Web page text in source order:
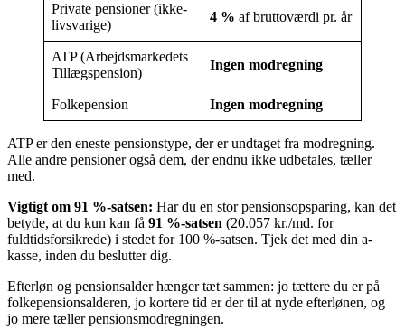
Private pensioner (ikke-
livsvarige)
4 % af bruttoværdi pr. år
ATP (Arbejdsmarkedets
Tillægspension)
Ingen modregning
Folkepension Ingen modregning
ATP er den eneste pensionstype, der er undtaget fra modregning.
Alle andre pensioner også dem, der endnu ikke udbetales, tæller
med.
Vigtigt om 91 %-satsen: Har du en stor pensionsopsparing, kan det
betyde, at du kun kan få 91 %-satsen (20.057 kr./md. for
fuldtidsforsikrede) i stedet for 100 %-satsen. Tjek det med din a-
kasse, inden du beslutter dig.
Efterløn og pensionsalder hænger tæt sammen: jo tættere du er på
folkepensionsalderen, jo kortere tid er der til at nyde efterlønen, og
jo mere tæller pensionsmodregningen.